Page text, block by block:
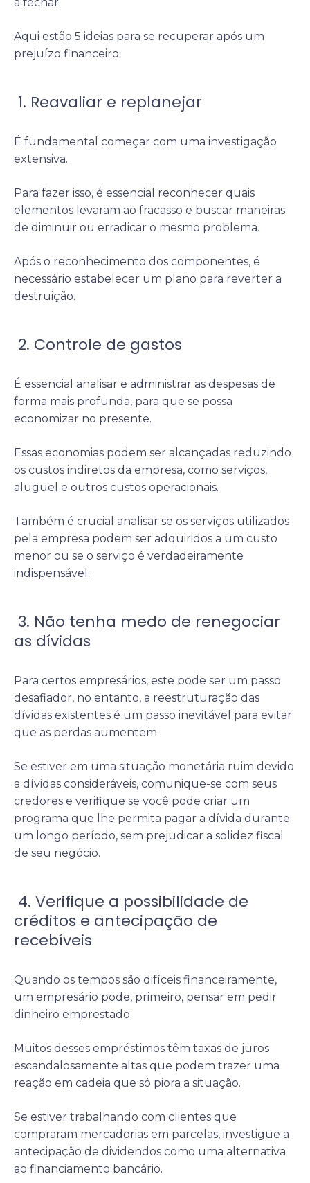
Aqui estão 5 ideias para se recuperar após um
prejuízo financeiro:
1. Reavaliar e replanejar
É fundamental começar com uma investigação
extensiva.
Para fazer isso, é essencial reconhecer quais
elementos levaram ao fracasso e buscar maneiras
de diminuir ou erradicar o mesmo problema.
Após o reconhecimento dos componentes, é
necessário estabelecer um plano para reverter a
destruição.
2. Controle de gastos
É essencial analisar e administrar as despesas de
forma mais profunda, para que se possa
economizar no presente.
Essas economias podem ser alcançadas reduzindo
os custos indiretos da empresa, como serviços,
aluguel e outros custos operacionais.
Também é crucial analisar se os serviços utilizados
pela empresa podem ser adquiridos a um custo
menor ou se o serviço é verdadeiramente
indispensável.
3. Não tenha medo de renegociar
as dívidas
Para certos empresários, este pode ser um passo
desafiador, no entanto, a reestruturação das
dívidas existentes é um passo inevitável para evitar
que as perdas aumentem.
Se estiver em uma situação monetária ruim devido
a dívidas consideráveis, comunique-se com seus
credores e verifique se você pode criar um
programa que lhe permita pagar a dívida durante
um longo período, sem prejudicar a solidez fiscal
de seu negócio.
4. Verifique a possibilidade de
créditos e antecipação de
recebíveis
Quando os tempos são difíceis financeiramente,
um empresário pode, primeiro, pensar em pedir
dinheiro emprestado.
Muitos desses empréstimos têm taxas de juros
escandalosamente altas que podem trazer uma
reação em cadeia que só piora a situação.
Se estiver trabalhando com clientes que
compraram mercadorias em parcelas, investigue a
antecipação de dividendos como uma alternativa
ao financiamento bancário.